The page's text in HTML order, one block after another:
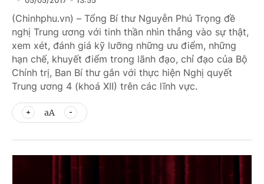
(Chinhphu.vn) – Tổng Bí thư Nguyễn Phú Trọng đề
nghị Trung ương với tinh thần nhìn thẳng vào sự thật,
xem xét, đánh giá kỹ lưỡng những ưu điểm, những
hạn chế, khuyết điểm trong lãnh đạo, chỉ đạo của Bộ
Chính trị, Ban Bí thư gắn với thực hiện Nghị quyết
Trung ương 4 (khoá XII) trên các lĩnh vực.
aA